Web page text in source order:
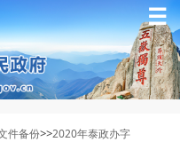
☰
件备份>>2020年泰政办字